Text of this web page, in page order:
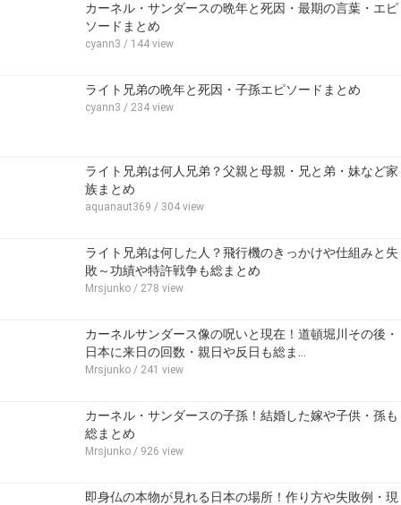
カーネル・サンダースの晩年と死因・最期の言葉・エピ
ソードまとめ
cyann3 / 144 view
ライト兄弟の晩年と死因・子孫エピソードまとめ
cyann3 / 234 view
ライト兄弟は何人兄弟？父親と母親・兄と弟・妹など家
族まとめ
aquanaut369 / 304 view
ライト兄弟は何した人？飛行機のきっかけや仕組みと失
敗～功績や特許戦争も総まとめ
Mrsjunko / 278 view
カーネルサンダース像の呪いと現在！道頓堀川その後・
日本に来日の回数・親日や反日も総ま…
Mrsjunko / 241 view
カーネル・サンダースの子孫！結婚した嫁や子供・孫も
総まとめ
Mrsjunko / 926 view
即身仏の本物が見れる日本の場所！作り方や失敗例・現